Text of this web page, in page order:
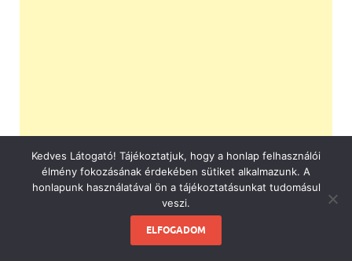
Kedves Látogató! Tájékoztatjuk, hogy a honlap felhasználói
élmény fokozásának érdekében sütiket alkalmazunk. A
honlapunk használatával ön a tájékoztatásunkat tudomásul
veszi.
ELFOGADOM